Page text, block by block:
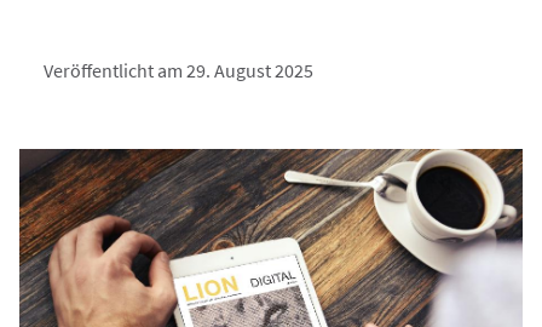
Veröffentlicht am 29. August 2025